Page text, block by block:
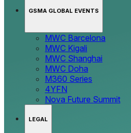
GSMA GLOBAL EVENTS
MWC Barcelona
MWC Kigali
MWC Shanghai
MWC Doha
M360 Series
4YFN
Nova Future Summit
LEGAL